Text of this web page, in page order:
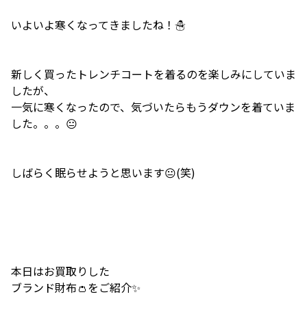
いよいよ寒くなってきましたね！☃️
新しく買ったトレンチコートを着るのを楽しみにしていま
したが、
一気に寒くなったので、気づいたらもうダウンを着ていま
した。。。😐
しばらく眠らせようと思います😐(笑)
本日はお買取りした
ブランド財布👛をご紹介✨